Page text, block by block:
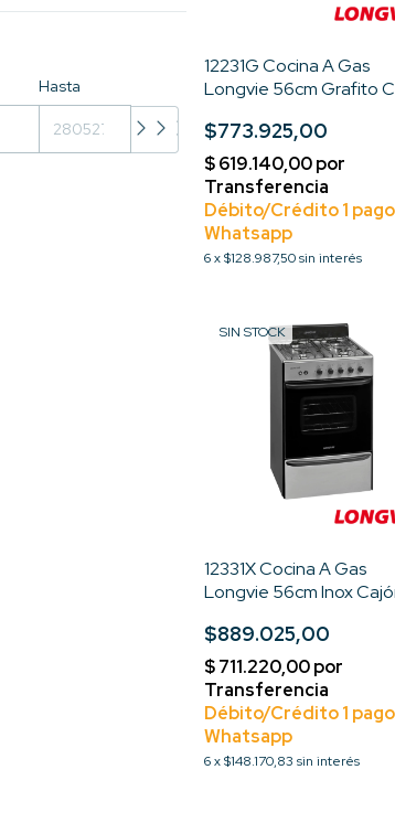
Hasta
12231G Cocina A Gas
Longvie 56cm Grafito
Multigas
$773.925,00
6 x$128.987,50 sin interés
SIN STOCK
12331X Cocina A Gas
Longvie 56cm Inox
inoxidable
$889.025,00
6 x$148.170,83 sin interés